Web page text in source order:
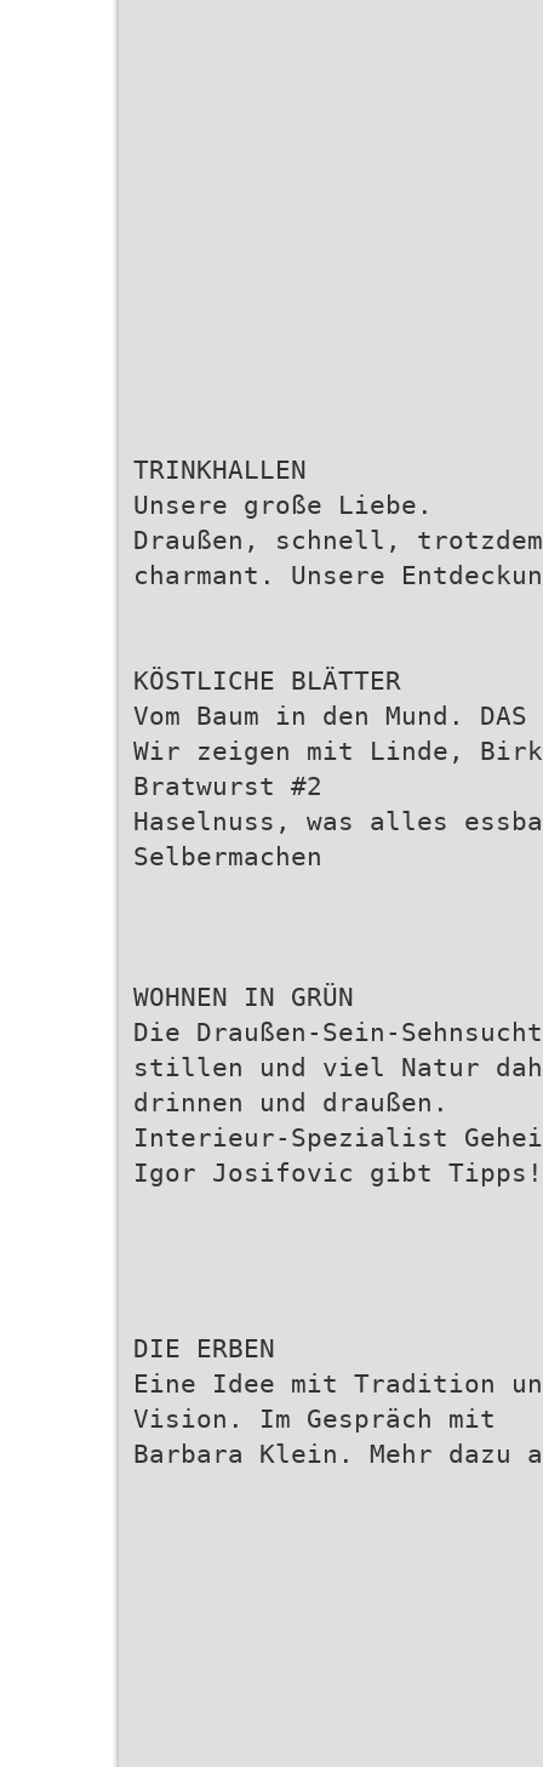
TRINKHALLEN
Unsere große Liebe.
Draußen, schnell,
charmant. Unsere
KÖSTLICHE BLÄTTER
Vom Baum in den Mund. DAS
Wir zeigen mit Linde,
Bratwurst #2
Haselnuss, was alles
Selbermachen
WOHNEN IN GRÜN
Die Draußen-Sein-Sehnsucht
stillen und viel Natur
drinnen und draußen.
Interieur-Spezialist
Igor Josifovic gibt Tipps!
DIE ERBEN
Eine Idee mit Tradition
Vision. Im Gespräch mit
Barbara Klein. Mehr dazu